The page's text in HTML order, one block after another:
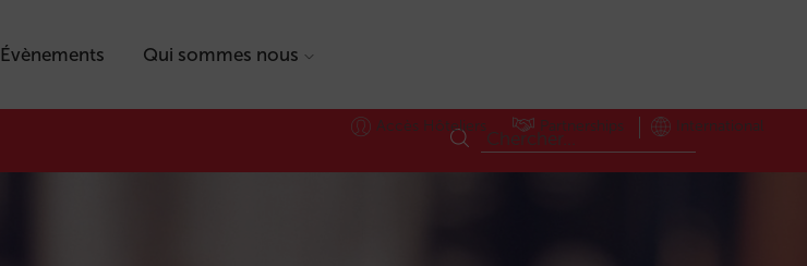
Évènements Qui sommes nous
Accès Hôteliers Partnerships International